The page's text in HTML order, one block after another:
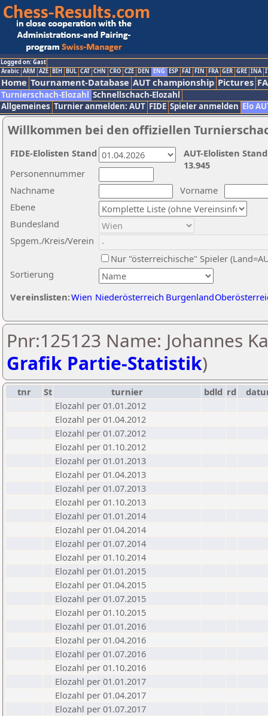
Logged on: Gast
Arabic ARM AZE BIH BUL CAT CHN CRO CZE DEN ENG ESP FAI FIN FRA GER GRE INA
Home Tournament-Database AUT championship Pictures
Turnierschach-Elozahl Schnellschach-Elozahl
Allgemeines Turnier anmelden: AUT FIDE Spieler anmelden Elo
Willkommen bei den offiziellen
Nachname
Vorname
Ebene
Sortierung
Personennummer
Bundesland
Spgem./Kreis/Verein
Nur "österreichische" Spieler
Vereinslisten:Wien Niederösterreich Burgenland
AUT-Elolisten
13.945
FIDE-Elolisten Stand
Pnr:125123 Name: Johannes
Grafik Partie-Statistik)
tnr St turnier bdld rd
Elozahl per 01.01.2012
Elozahl per 01.04.2012
Elozahl per 01.07.2012
Elozahl per 01.10.2012
Elozahl per 01.01.2013
Elozahl per 01.04.2013
Elozahl per 01.07.2013
Elozahl per 01.10.2013
Elozahl per 01.01.2014
Elozahl per 01.04.2014
Elozahl per 01.07.2014
Elozahl per 01.10.2014
Elozahl per 01.01.2015
Elozahl per 01.04.2015
Elozahl per 01.07.2015
Elozahl per 01.10.2015
Elozahl per 01.01.2016
Elozahl per 01.04.2016
Elozahl per 01.07.2016
Elozahl per 01.10.2016
Elozahl per 01.01.2017
Elozahl per 01.04.2017
Elozahl per 01.07.2017